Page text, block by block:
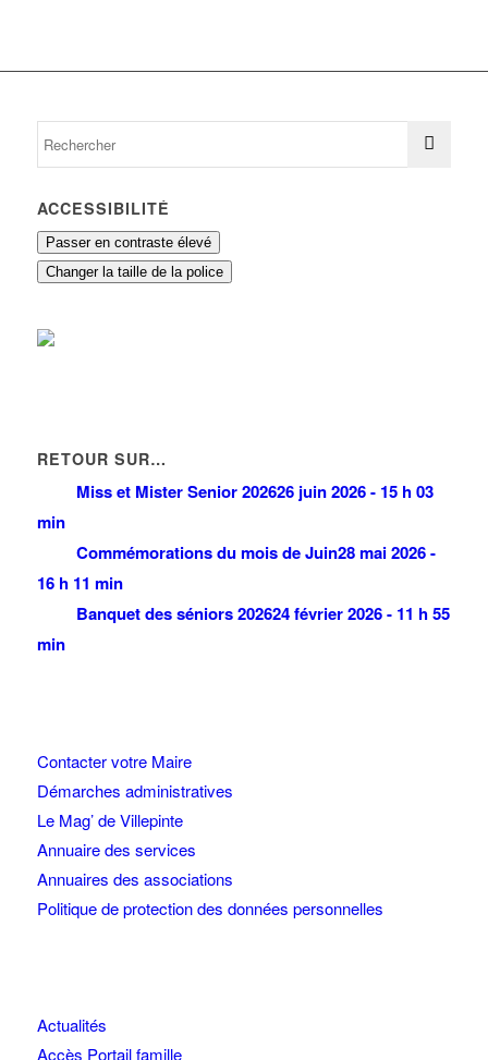
ACCESSIBILITÉ
Passer en contraste élevé
Changer la taille de la police
RETOUR SUR…
Miss et Mister Senior 202626 juin 2026 - 15 h 03
min
Commémorations du mois de Juin28 mai 2026 -
16 h 11 min
Banquet des séniors 202624 février 2026 - 11 h 55
min
Contacter votre Maire
Démarches administratives
Le Mag’ de Villepinte
Annuaire des services
Annuaires des associations
Politique de protection des données personnelles
Actualités
Accès Portail famille